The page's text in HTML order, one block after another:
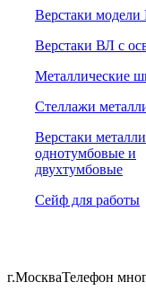
Верстаки
Верстаки ВЛ с
Металлические
Стеллажи
Верстаки
однотумбовые и
двухтумбовые
Сейф для работы
г.МоскваТелефон